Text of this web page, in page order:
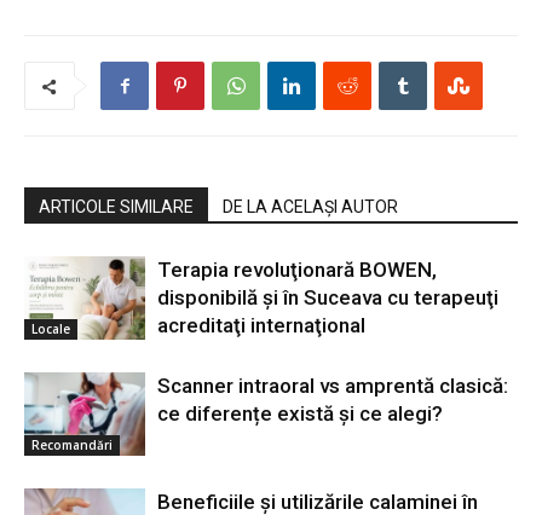
ARTICOLE SIMILARE DE LA ACELAȘI AUTOR
Locale
Terapia revoluţionară BOWEN,
disponibilă şi în Suceava cu terapeuţi
acreditaţi internaţional
Recomandări
Scanner intraoral vs amprentă clasică:
ce diferențe există și ce alegi?
Beneficiile și utilizările calaminei în